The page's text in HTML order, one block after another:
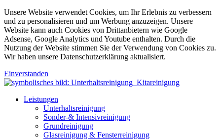
Unsere Website verwendet Cookies, um Ihr Erlebnis zu verbessern
und zu personalisieren und um Werbung anzuzeigen. Unsere
Website kann auch Cookies von Drittanbietern wie Google
Adsense, Google Analytics und Youtube enthalten. Durch die
Nutzung der Website stimmen Sie der Verwendung von Cookies zu.
Wir haben unsere Datenschutzerklärung aktualisiert.
Einverstanden
Leistungen
Unterhaltsreinigung
Sonder-& Intensivreinigung
Grundreinigung
Glasreinigung & Fensterreinigung